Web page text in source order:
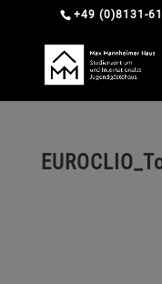
+49 (0)8131-